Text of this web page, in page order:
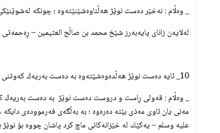
_ وه‌ڵام : نه‌خێر ده‌ست نوێژ هه‌ڵناوه‌شێنێته‌وه‌ ؛ چونكه‌
له‌لایه‌ن زانای پایه‌به‌رز شێخ محمد بن صاڵح العثيمين –
10_ ئایه‌ ده‌ست نوێژ هه‌ڵده‌وه‌شێته‌وه‌ به‌ ده‌ست به‌ریه‌ك كه‌وتنی ژن و مێرد ؟
_ وه‌ڵام : قه‌ولی ڕاست و دروست ده‌ست نوێژ به‌ ده‌ست به‌ریه‌ك
مه‌نی یان ئاوی مه‌ذی بێته‌ ده‌ره‌وه‌ ؛ به‌ به‌ڵگه‌ی فه‌رمووده‌ی
علیه وسلم – یه‌كێك له‌ خێزانه‌كانی ماچ كرد پاشان چووه بۆ